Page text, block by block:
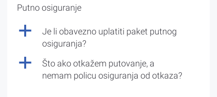
Putno osiguranje
a
Je li obavezno uplatiti paket putnog
osiguranja?
a
Što ako otkažem putovanje, a
nemam policu osiguranja od otkaza?